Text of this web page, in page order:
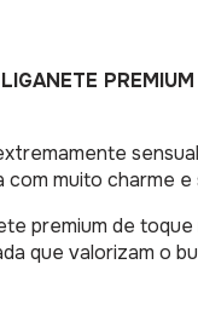
com muito charme
premium de
que valorizam o